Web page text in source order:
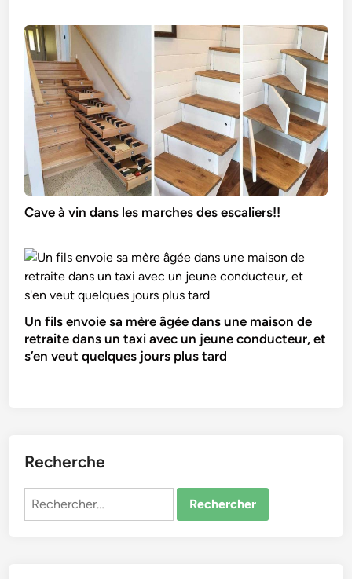
Cave à vin dans les marches des escaliers!!
Un fils envoie sa mère âgée dans une maison de
retraite dans un taxi avec un jeune conducteur, et
s’en veut quelques jours plus tard
Recherche
Rechercher :